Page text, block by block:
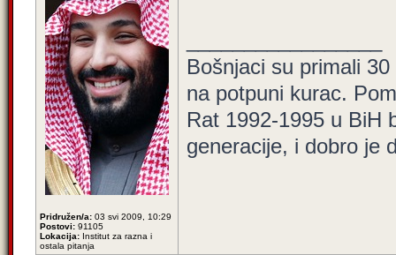
Pridružen/a: 03 svi 2009, 10:29
Postovi: 91105
Lokacija: Institut za razna i
ostala pitanja
Bošnjaci su primali
na potpuni kurac.
Rat 1992-1995 u BiH
generacije, i dobro je